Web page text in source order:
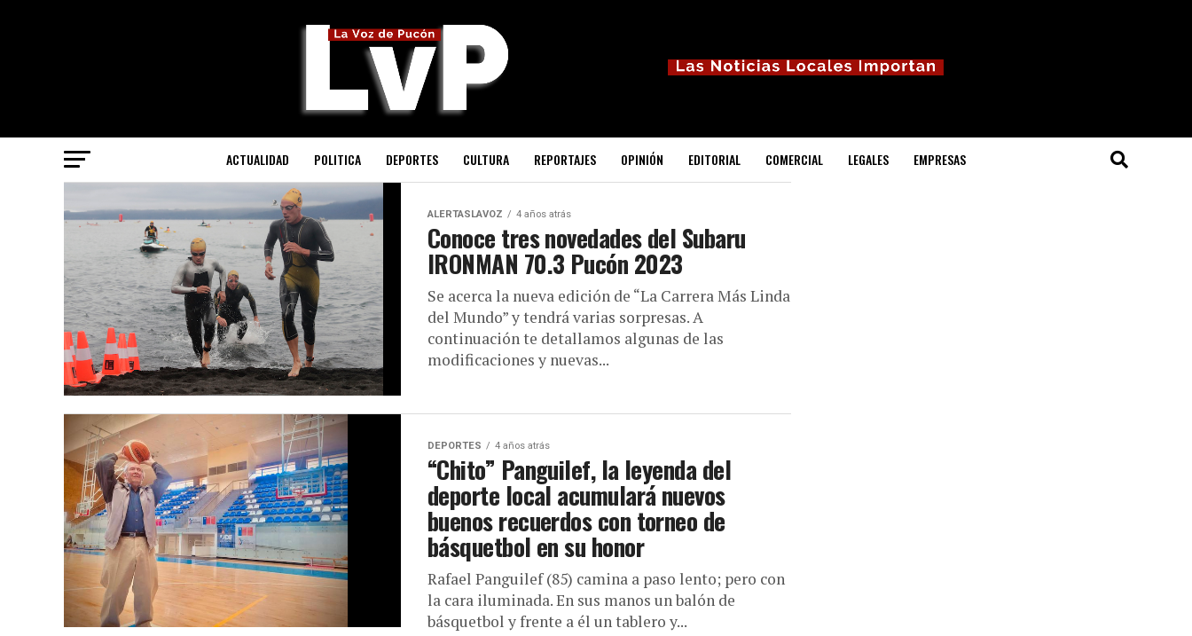
ACTUALIDAD POLITICA DEPORTES CULTURA REPORTAJES OPINIÓN EDITORIAL COMERCIAL LEGALES EMPRESAS
ALERTASLAVOZ 4 años atrás
Conoce tres novedades del Subaru
IRONMAN 70.3 Pucón 2023
Se acerca la nueva edición de “La Carrera Más Linda
del Mundo” y tendrá varias sorpresas. A
continuación te detallamos algunas de las
modificaciones y nuevas...
DEPORTES 4 años atrás
“Chito” Panguilef, la leyenda del
deporte local acumulará nuevos
buenos recuerdos con torneo de
básquetbol en su honor
Rafael Panguilef (85) camina a paso lento; pero con
la cara iluminada. En sus manos un balón de
básquetbol y frente a él un tablero y...